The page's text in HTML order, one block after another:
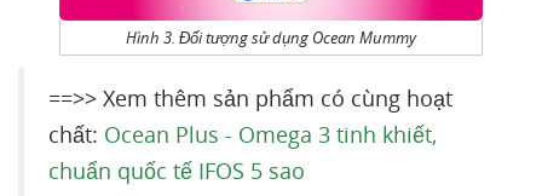
Hình 3. Đối tượng sử dụng Ocean Mummy
==>> Xem thêm sản phẩm có cùng hoạt
chất: Ocean Plus - Omega 3 tinh khiết,
chuẩn quốc tế IFOS 5 sao